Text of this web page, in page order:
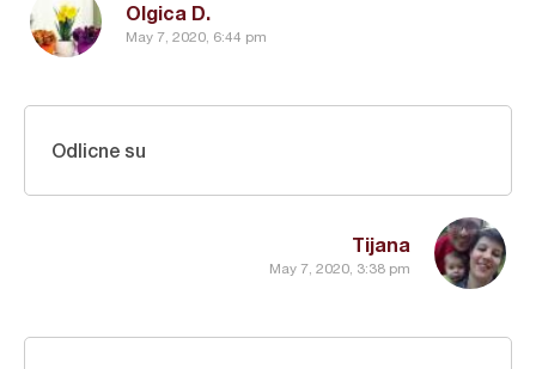
Olgica D.
May 7, 2020, 6:44 pm
Tijana
May 7, 2020, 3:38 pm
Odlicne su